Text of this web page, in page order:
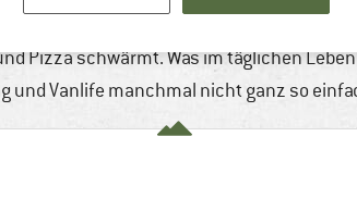
gehört zwar dazu, aber die
Pizza schwärmt. Was im täglichen
und Vanlife manchmal nicht ganz so